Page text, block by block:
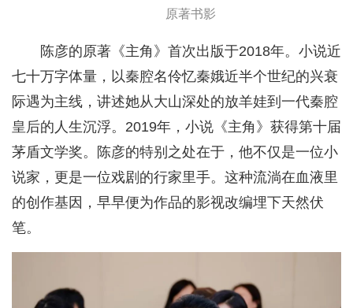
原著书影
陈彦的原著《主角》首次出版于2018年。小说近
七十万字体量，以秦腔名伶忆秦娥近半个世纪的兴衰
际遇为主线，讲述她从大山深处的放羊娃到一代秦腔
皇后的人生沉浮。2019年，小说《主角》获得第十届
茅盾文学奖。陈彦的特别之处在于，他不仅是一位小
说家，更是一位戏剧的行家里手。这种流淌在血液里
的创作基因，早早便为作品的影视改编埋下天然伏
笔。